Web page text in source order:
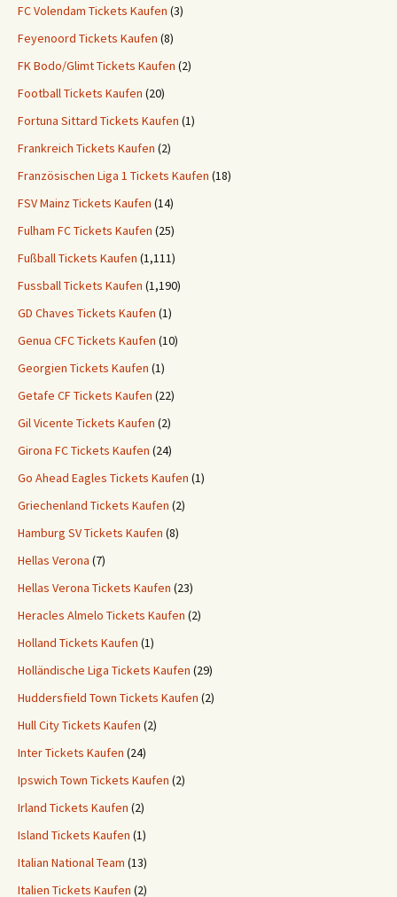
FC Volendam Tickets Kaufen (3)
Feyenoord Tickets Kaufen (8)
FK Bodo/Glimt Tickets Kaufen (2)
Football Tickets Kaufen (20)
Fortuna Sittard Tickets Kaufen (1)
Frankreich Tickets Kaufen (2)
Französischen Liga 1 Tickets Kaufen (18)
FSV Mainz Tickets Kaufen (14)
Fulham FC Tickets Kaufen (25)
Fußball Tickets Kaufen (1,111)
Fussball Tickets Kaufen (1,190)
GD Chaves Tickets Kaufen (1)
Genua CFC Tickets Kaufen (10)
Georgien Tickets Kaufen (1)
Getafe CF Tickets Kaufen (22)
Gil Vicente Tickets Kaufen (2)
Girona FC Tickets Kaufen (24)
Go Ahead Eagles Tickets Kaufen (1)
Griechenland Tickets Kaufen (2)
Hamburg SV Tickets Kaufen (8)
Hellas Verona (7)
Hellas Verona Tickets Kaufen (23)
Heracles Almelo Tickets Kaufen (2)
Holland Tickets Kaufen (1)
Holländische Liga Tickets Kaufen (29)
Huddersfield Town Tickets Kaufen (2)
Hull City Tickets Kaufen (2)
Inter Tickets Kaufen (24)
Ipswich Town Tickets Kaufen (2)
Irland Tickets Kaufen (2)
Island Tickets Kaufen (1)
Italian National Team (13)
Italien Tickets Kaufen (2)